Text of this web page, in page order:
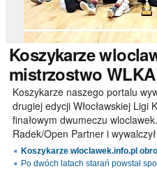
Koszykarze
mistrzostwo WLKA
Koszykarze naszego portalu
drugiej edycji Włocławskiej Ligi
finałowym dwumeczu
Radek/Open Partner i
Koszykarze wloclawek.info.pl
Po dwóch latach starań powstał